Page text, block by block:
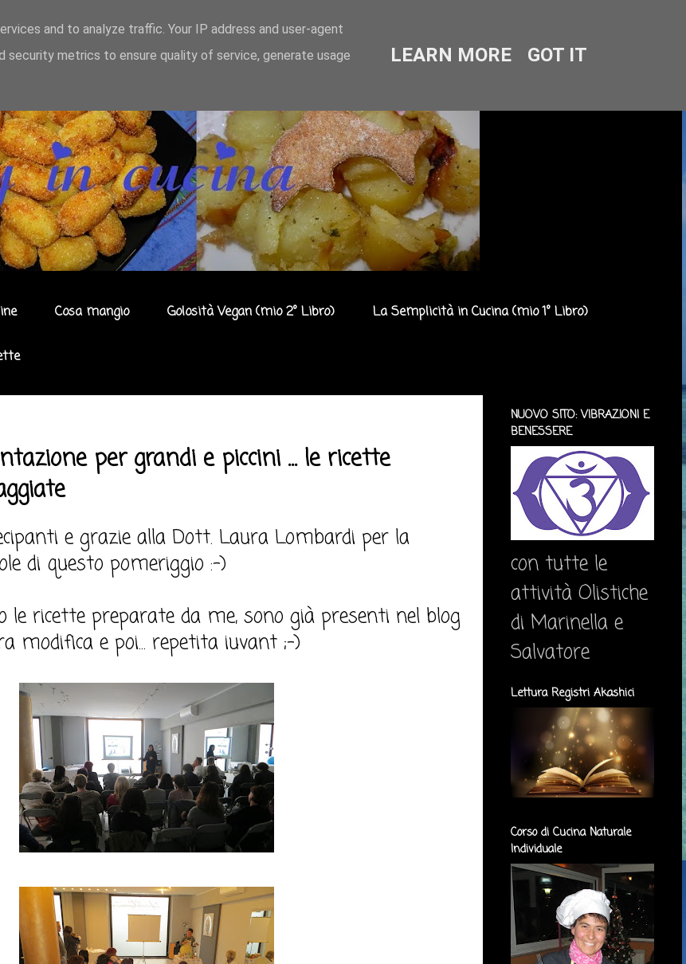
Cosa mangio Golosità Vegan (mio 2° Libro) La Semplicità in Cucina (mio 1° Libro)
per grandi e piccini ... le ricette
e grazie alla Dott. Laura Lombardi per la
di questo pomeriggio :-)
le ricette preparate da me, sono già presenti nel blog
modifica e poi... repetita iuvant ;-)
NUOVO SITO: VIBRAZIONI E
BENESSERE
con tutte le
attività Olistiche
di Marinella e
Salvatore
Lettura Registri Akashici
Corso di Cucina Naturale
Individuale
and to analyze traffic. Your IP address and user-agent
security metrics to ensure quality of service, generate usage
LEARN MORE GOT IT